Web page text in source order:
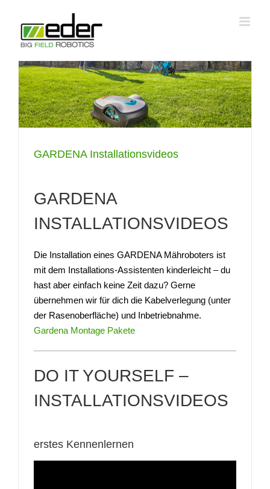
springen
GARDENA Installationsvideos
GARDENA
INSTALLATIONSVIDEOS
Die Installation eines GARDENA Mähroboters ist
mit dem Installations-Assistenten kinderleicht – du
hast aber einfach keine Zeit dazu? Gerne
übernehmen wir für dich die Kabelverlegung (unter
der Rasenoberfläche) und Inbetriebnahme.
Gardena Montage Pakete
DO IT YOURSELF –
INSTALLATIONSVIDEOS
erstes Kennenlernen